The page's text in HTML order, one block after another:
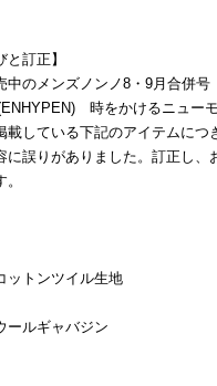
と訂正】
中のメンズノンノ8・9月合併号
時をかけるニュー
載している下記のアイテムにつ
に誤りがありました。訂正し、
ットンツイル生地
ールギャバジン